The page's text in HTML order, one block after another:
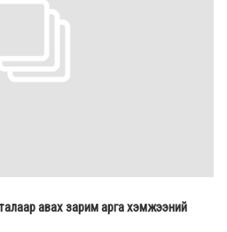
авах зарим арга хэмжээний